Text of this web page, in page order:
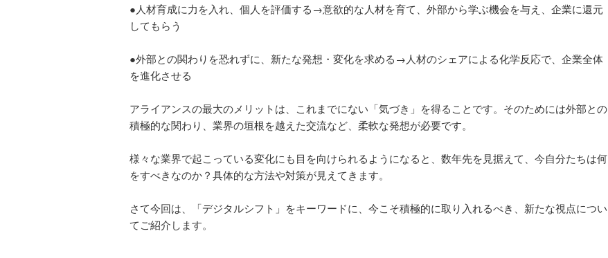
●人材育成に力を入れ、個人を評価する→意欲的な人材を育て、外部から学ぶ機会を与え、企業に還元
してもらう
●外部との関わりを恐れずに、新たな発想・変化を求める→人材のシェアによる化学反応で、企業全体
を進化させる
アライアンスの最大のメリットは、これまでにない「気づき」を得ることです。そのためには外部との
積極的な関わり、業界の垣根を越えた交流など、柔軟な発想が必要です。
様々な業界で起こっている変化にも目を向けられるようになると、数年先を見据えて、今自分たちは何
をすべきなのか？具体的な方法や対策が見えてきます。
さて今回は、「デジタルシフト」をキーワードに、今こそ積極的に取り入れるべき、新たな視点につい
てご紹介します。